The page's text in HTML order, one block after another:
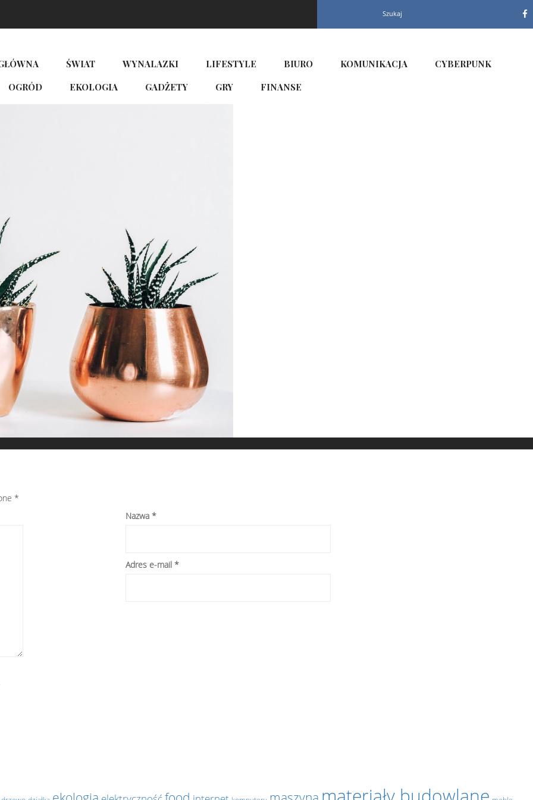
Szukaj
ŚWIAT WYNALAZKI LIFESTYLE BIURO KOMUNIKACJA
CYBERPUNK
OGRÓD EKOLOGIA GADŻETY GRY FINANSE
*
Nazwa *
Adres e-mail *